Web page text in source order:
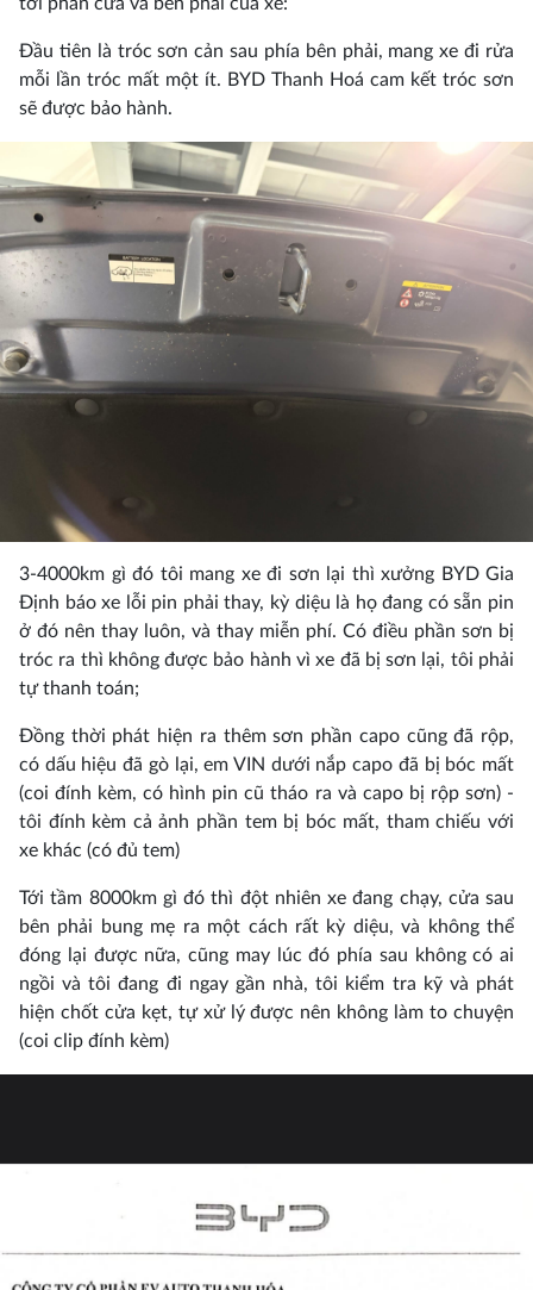
tới phần cửa và bên phải của xe:
Đầu tiên là tróc sơn cản sau phía bên phải, mang xe đi rửa
mỗi lần tróc mất một ít. BYD Thanh Hoá cam kết tróc sơn
sẽ được bảo hành.
3-4000km gì đó tôi mang xe đi sơn lại thì xưởng BYD Gia
Định báo xe lỗi pin phải thay, kỳ diệu là họ đang có sẵn pin
ở đó nên thay luôn, và thay miễn phí. Có điều phần sơn bị
tróc ra thì không được bảo hành vì xe đã bị sơn lại, tôi phải
tự thanh toán;
Đồng thời phát hiện ra thêm sơn phần capo cũng đã rộp,
có dấu hiệu đã gò lại, em VIN dưới nắp capo đã bị bóc mất
(coi đính kèm, có hình pin cũ tháo ra và capo bị rộp sơn) -
tôi đính kèm cả ảnh phần tem bị bóc mất, tham chiếu với
xe khác (có đủ tem)
Tới tầm 8000km gì đó thì đột nhiên xe đang chạy, cửa sau
bên phải bung mẹ ra một cách rất kỳ diệu, và không thể
đóng lại được nữa, cũng may lúc đó phía sau không có ai
ngồi và tôi đang đi ngay gần nhà, tôi kiểm tra kỹ và phát
hiện chốt cửa kẹt, tự xử lý được nên không làm to chuyện
(coi clip đính kèm)